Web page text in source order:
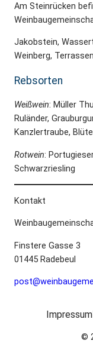
Am Steinrücken
Jakobstein,
Weinberg,
Rebsorten
Weißwein: Müller
Ruländer,
Kanzlertraube,
Rotwein:
Schwarzriesling
Kontakt
Finstere Gasse 3
01445 Radebeul
Impressum
©